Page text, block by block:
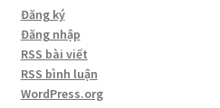
Đăng ký
Đăng nhập
RSS bài viết
RSS bình luận
WordPress.org